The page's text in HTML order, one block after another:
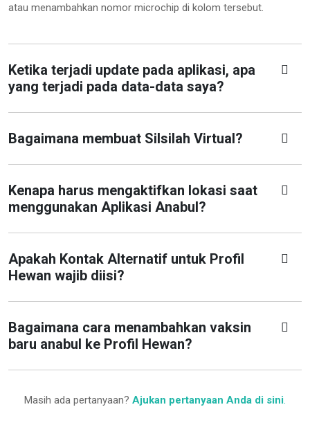
atau menambahkan nomor microchip di kolom tersebut.
Ketika terjadi update pada aplikasi, apa
yang terjadi pada data-data saya?
Bagaimana membuat Silsilah Virtual?
Kenapa harus mengaktifkan lokasi saat
menggunakan Aplikasi Anabul?
Apakah Kontak Alternatif untuk Profil
Hewan wajib diisi?
Bagaimana cara menambahkan vaksin
baru anabul ke Profil Hewan?
Masih ada pertanyaan? Ajukan pertanyaan Anda di sini.